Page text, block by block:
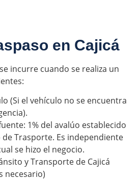
en Cajicá
incurre cuando se realiza un
(Si el vehículo no se encuentra
1% del avalúo establecido
Trasporte. Es independiente
se hizo el negocio.
y Transporte de Cajicá
necesario)